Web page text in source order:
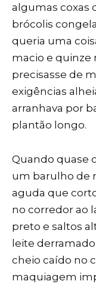
algumas coxas
brócolis
queria uma
macio e
precisasse de
exigências
arranhava por
plantão longo.
Quando quase
um barulho de
aguda que
no corredor ao
preto e saltos
leite
cheio caído no
maquiagem